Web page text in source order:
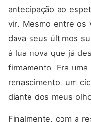
antecipação ao
vir. Mesmo entre os
dava seus últimos
à lua nova que já
firmamento. Era
renascimento, um
diante dos meus
Finalmente, com a